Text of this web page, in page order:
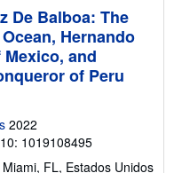
De Balboa: The
Hernando
and
of Peru
2022
1019108495
Miami, FL, Estados Unidos